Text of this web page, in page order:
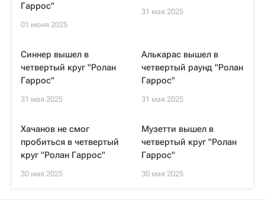
Гаррос"
01 июня 2025
31 мая 2025
Синнер вышел в
четвертый круг "Ролан
Гаррос"
31 мая 2025
Алькарас вышел в
четвертый раунд "Ролан
Гаррос"
31 мая 2025
Хачанов не смог
пробиться в четвертый
круг "Ролан Гаррос"
30 мая 2025
Музетти вышел в
четвертый круг "Ролан
Гаррос"
30 мая 2025